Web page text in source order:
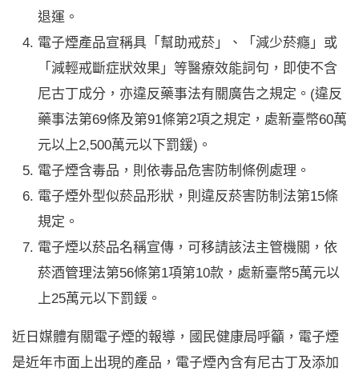
退運。
電子煙產品宣稱具「幫助戒菸」、「減少菸癮」或
「減輕戒斷症狀效果」等醫療效能詞句，即使不含
尼古丁成分，亦違反藥事法有關廣告之規定。(違反
藥事法第69條及第91條第2項之規定，處新臺幣60萬
元以上2,500萬元以下罰鍰)。
電子煙含毒品，則依毒品危害防制條例處理。
電子煙外型似菸品形狀，則違反菸害防制法第15條
規定。
電子煙以菸品名稱宣傳，可移請該法主管機關，依
菸酒管理法第56條第1項第10款，處新臺幣5萬元以
上25萬元以下罰鍰。
近日媒體有關電子煙的報導，國民健康局呼籲，電子煙
是近年市面上出現的產品，電子煙內含有尼古丁及添加